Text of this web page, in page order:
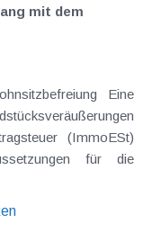
mit dem
Eine
(ImmoESt)
für die